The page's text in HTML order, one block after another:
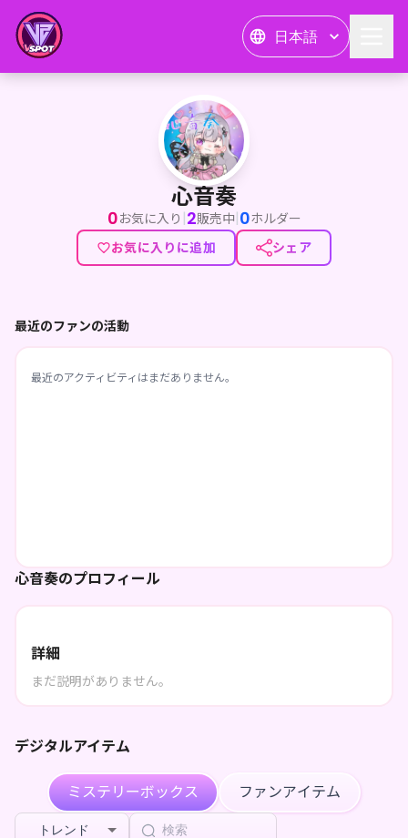
日本語
心音奏
心音奏
0お気に入り |2販売中|0ホルダー
お気に入りに追加
シェア
心音奏のプロフィール
詳細
まだ説明がありません。
デジタルアイテム
ミステリーボックス ファンアイテム
トレンド
最近のファンの活動
最近のアクティビティはまだありません。